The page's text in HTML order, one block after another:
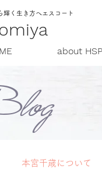
輝く生き方へエスコート
about HSP
本宮千歳について